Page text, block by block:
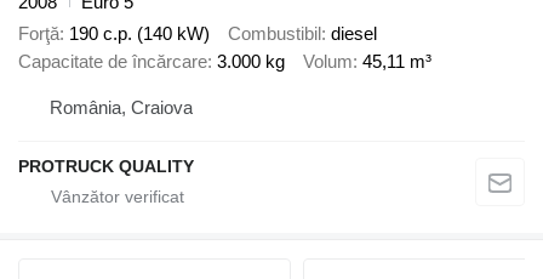
Forţă 190 c.p. (140 kW) Combustibil diesel
Capacitate de încărcare 3.000 kg Volum 45,11 m³
România, Craiova
PROTRUCK QUALITY